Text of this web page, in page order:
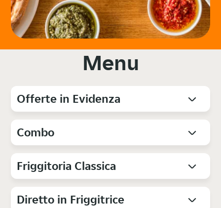
Menu
Offerte in Evidenza
Combo
Friggitoria Classica
Diretto in Friggitrice